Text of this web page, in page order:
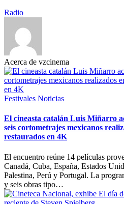
Radio
Acerca de vzcinema
Publicada
Festivales Noticias
El cineasta catalán Luis Miñarro
seis cortometrajes mexicanos
restaurados en 4K
El encuentro reúne 14 películas
Canadá, Cuba, España, Estados
Palestina, Perú y Portugal. La
y seis obras tipo…